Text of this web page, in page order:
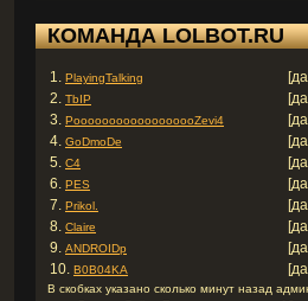
КОМАНДА LOLBOT.RU
1. PlayingTalking
2. TbIP
3. PoooooooooooooooooZevi4
4. GoDmoDe
5. C4
6. PES
7. Prikol.
8. Claire
9. ANDROIDp
10. B0B04KA
В скобках указано сколько минут назад